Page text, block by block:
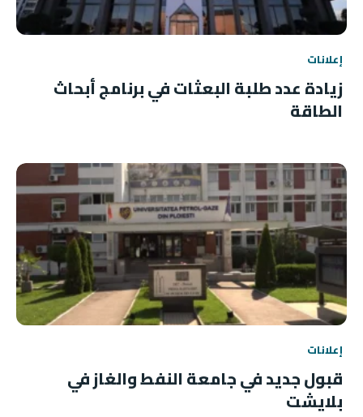
إعلانات
زيادة عدد طلبة البعثات في برنامج أبحاث
الطاقة
إعلانات
قبول جديد في جامعة النفط والغاز في
بلايشت